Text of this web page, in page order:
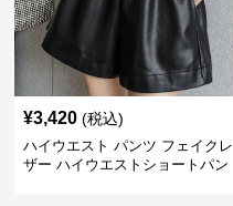
¥3,420 (税込)
ハイウエスト パンツ フェイクレ
ザー ハイウエストショートパン